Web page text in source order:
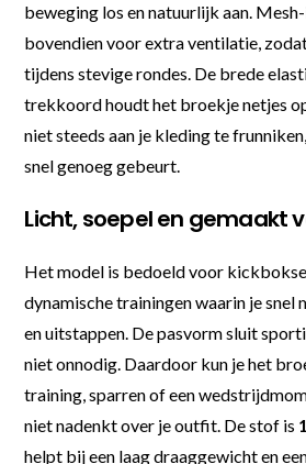
beweging los en natuurlijk aan.
bovendien voor extra ventilatie,
tijdens stevige rondes. De brede
trekkoord houdt het broekje netjes
niet steeds aan je kleding te
snel genoeg gebeurt.
Licht, soepel en gemaakt
Het model is bedoeld voor
dynamische trainingen waarin je snel
en uitstappen. De pasvorm sluit
niet onnodig. Daardoor kun je het
training, sparren of een
niet nadenkt over je outfit. De stof is
helpt bij een laag draaggewicht en